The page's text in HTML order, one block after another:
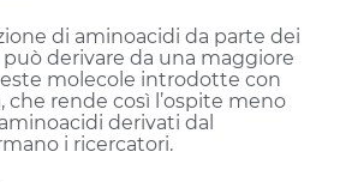
di aminoacidi da parte dei
derivare da una maggiore
molecole introdotte con
rende così l’ospite meno
derivati dal
i ricercatori.